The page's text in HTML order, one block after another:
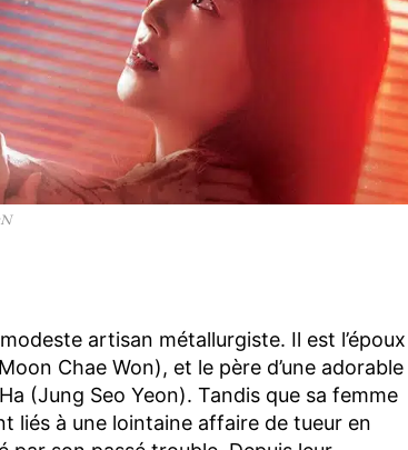
artisan métallurgiste. Il est l’époux
Chae Won), et le père d’une adorable
(Jung Seo Yeon). Tandis que sa femme
liés à une lointaine affaire de tueur en